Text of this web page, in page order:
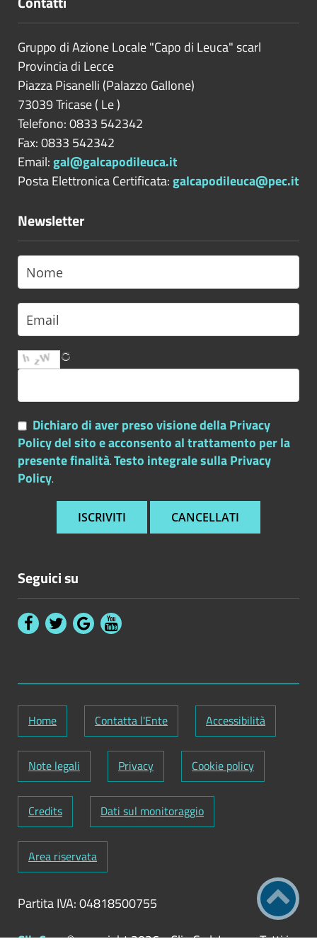
Gruppo di Azione Locale "Capo di Leuca" scarl
Provincia di Lecce
Piazza Pisanelli (Palazzo Gallone)
73039Tricase( Le)
Telefono: 0833 542342
Fax: 0833 542342
Email:gal@galcapodileuca.it
Posta Elettronica Certificata:galcapodileuca@pec.it
Newsletter
Dichiaro di aver preso visione della Privacy
Policy del sito e acconsento al trattamento per la
presente finalità.Testo integrale sulla Privacy
Policy.
Seguici su
Home Contatta l'Ente Accessibilità
Note legali Privacy Cookie policy
Credits Dati sul monitoraggio
Area riservata
Partita IVA: 04818500755
ClioCom© copyright 2026 - Clio S.r.l. Lecce - Tutti i